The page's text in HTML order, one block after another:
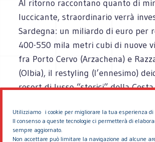
Utilizziamo i cookie per migliorare la tua esperienza di
Il consenso a queste tecnologie ci permetterà di
sempre aggiornato.
Non accettare può limitare la navigazione ad alcune
Al ritorno raccontano quanto di
luccicante, straordinario verrà
Sardegna: un miliardo di euro per
400-550 mila metri cubi di nuove
fra Porto Cervo (Arzachena) e
(Olbia), il restyling (l’ennesimo)
resort di lusso “storici” della
ettari in Costa Smeralda, un
cavalli con 500 purosangue anglo-